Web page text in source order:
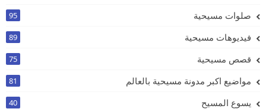
صلوات مسيحية 95
فيديوهات مسيحية 89
قصص مسيحية 75
مواضيع اكبر مدونة مسيحية بالعالم 81
يسوع المسيح 40